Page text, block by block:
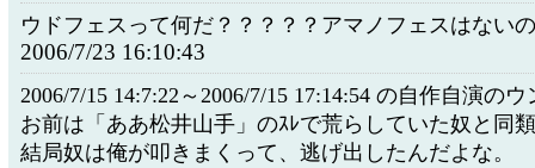
ウドフェスって何だ？？？？？アマノフェスはない
2006/7/23 16:10:43
2006/7/15 14:7:22～2006/7/15 17:14:54 の自作自演のウ
お前は「ああ松井山手」のｽﾚで荒らしていた奴と同
結局奴は俺が叩きまくって、逃げ出したんだよな。